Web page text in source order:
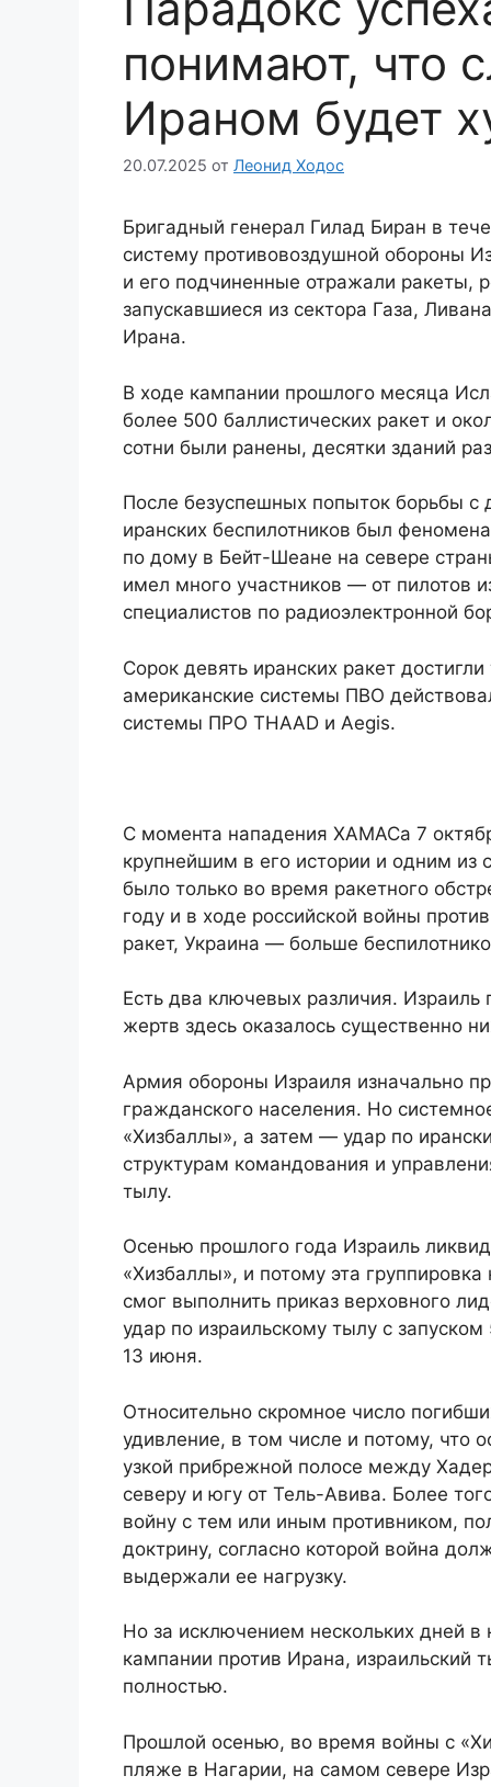
понимают, что
Ираном будет
20.07.2025 от Леонид Ходос
Бригадный генерал Гилад Биран в
систему противовоздушной обороны
и его подчиненные отражали ракеты,
запускавшиеся из сектора Газа,
Ирана.
В ходе кампании прошлого месяца
более 500 баллистических ракет и
сотни были ранены, десятки зданий
После безуспешных попыток борьбы с
иранских беспилотников был
по дому в Бейт-Шеане на севере
имел много участников — от пилотов
специалистов по радиоэлектронной
Сорок девять иранских ракет
американские системы ПВО
системы ПРО THAAD и Aegis.
С момента нападения ХАМАСа 7
крупнейшим в его истории и одним
было только во время ракетного
году и в ходе российской войны
ракет, Украина — больше
Есть два ключевых различия.
жертв здесь оказалось существенно
Армия обороны Израиля изначально
гражданского населения. Но
«Хизбаллы», а затем — удар по
структурам командования и
тылу.
Осенью прошлого года Израиль
«Хизбаллы», и потому эта
смог выполнить приказ верховного
удар по израильскому тылу с
13 июня.
Относительно скромное число
удивление, в том числе и потому, что
узкой прибрежной полосе между
северу и югу от Тель-Авива. Более
войну с тем или иным противником,
доктрину, согласно которой война
выдержали ее нагрузку.
Но за исключением нескольких дней
кампании против Ирана, израильский
полностью.
Прошлой осенью, во время войны с
пляже в Нагарии, на самом севере